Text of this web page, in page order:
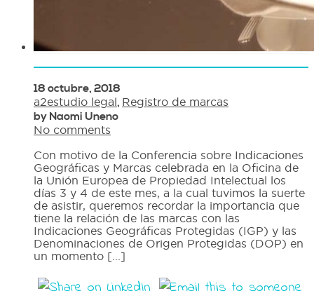
18 octubre, 2018
a2estudio legal, Registro de marcas
by Naomi Uneno
No comments
Con motivo de la Conferencia sobre Indicaciones
Geográficas y Marcas celebrada en la Oficina de
la Unión Europea de Propiedad Intelectual los
días 3 y 4 de este mes, a la cual tuvimos la suerte
de asistir, queremos recordar la importancia que
tiene la relación de las marcas con las
Indicaciones Geográficas Protegidas (IGP) y las
Denominaciones de Origen Protegidas (DOP) en
un momento [...]